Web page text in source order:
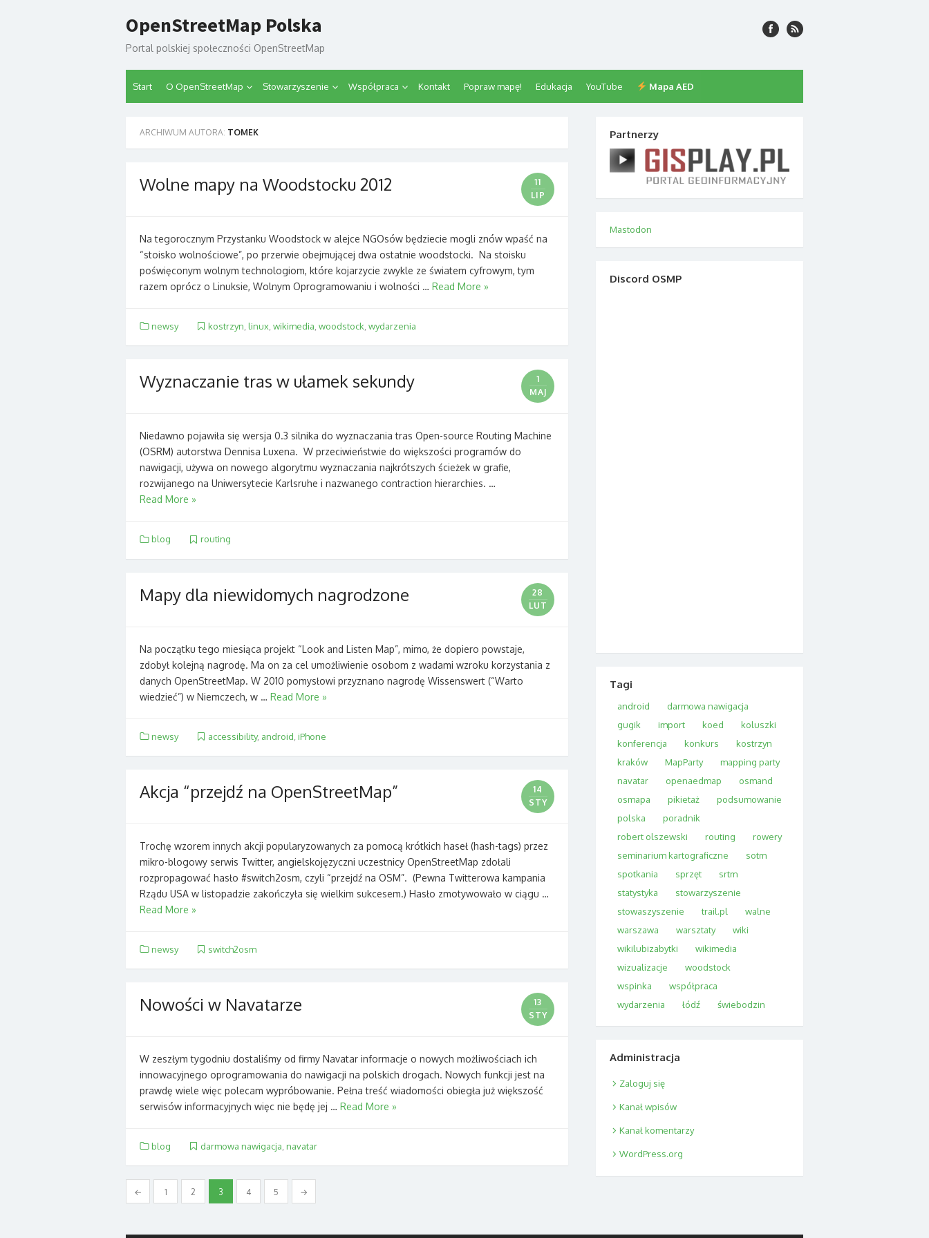
to
content
OpenStreetMap Polska
Portal polskiej społeczności OpenStreetMap
Start O OpenStreetMap Stowarzyszenie Współpraca Kontakt Popraw mapę! Edukacja YouTube Mapa AED
ARCHIWUM AUTORA: TOMEK
Wolne mapy na Woodstocku 2012
11
LIP
Na tegorocznym Przystanku Woodstock w alejce NGOsów będziecie mogli znów wpaść na
“stoisko wolnościowe”, po przerwie obejmującej dwa ostatnie woodstocki. Na stoisku
poświęconym wolnym technologiom, które kojarzycie zwykle ze światem cyfrowym, tym
razem oprócz o Linuksie, Wolnym Oprogramowaniu i wolności … Read More »
newsy kostrzyn linux, wikimedia woodstock wydarzenia
Wyznaczanie tras w ułamek sekundy
1
MAJ
Niedawno pojawiła się wersja 0.3 silnika do wyznaczania tras Open-source Routing Machine
(OSRM) autorstwa Dennisa Luxena. W przeciwieństwie do większości programów do
nawigacji, używa on nowego algorytmu wyznaczania najkrótszych ścieżek w grafie,
rozwijanego na Uniwersytecie Karlsruhe i nazwanego contraction hierarchies. …
Read More »
blog routing
Mapy dla niewidomych nagrodzone
28
LUT
Na początku tego miesiąca projekt “Look and Listen Map”, mimo, że dopiero powstaje,
zdobył kolejną nagrodę. Ma on za cel umożliwienie osobom z wadami wzroku korzystania z
danych OpenStreetMap. W 2010 pomysłowi przyznano nagrodę Wissenswert (“Warto
wiedzieć”) w Niemczech, w … Read More »
newsy accessibility, android iPhone
Akcja “przejdź na OpenStreetMap”
14
STY
Trochę wzorem innych akcji popularyzowanych za pomocą krótkich haseł (hash-tags) przez
mikro-blogowy serwis Twitter, angielskojęzyczni uczestnicy OpenStreetMap zdołali
rozpropagować hasło #switch2osm, czyli “przejdź na OSM”. (Pewna Twitterowa kampania
Rządu USA w listopadzie zakończyła się wielkim sukcesem.) Hasło zmotywowało w ciągu …
Read More »
newsy switch2osm
Nowości w Navatarze
13
STY
W zeszłym tygodniu dostaliśmy od firmy Navatar informacje o nowych możliwościach ich
innowacyjnego oprogramowania do nawigacji na polskich drogach. Nowych funkcji jest na
prawdę wiele więc polecam wypróbowanie. Pełna treść wiadomości obiegła już większość
serwisów informacyjnych więc nie będę jej … Read More »
blog darmowa nawigacja navatar
Nawigacja
po
wpisach
← 1 2 3 4 5 →
Partnerzy
Mastodon
Discord OSMP
Tagi
android
darmowa nawigacja
gugik
import koed
koluszki
konferencja
konkurs
kostrzyn
kraków
MapParty
mapping party
navatar
openaedmap
osmand
osmapa
pikietaż
podsumowanie
polska
poradnik
robert olszewski
routing
rowery
seminarium kartograficzne
sotm
spotkania
sprzęt
srtm
statystyka
stowarzyszenie
stowaszyszenie
trail.pl
walne
warszawa
warsztaty
wiki
wikilubizabytki
wikimedia
wizualizacje
woodstock
wspinka
współpraca
wydarzenia
łódź świebodzin
Administracja
Zaloguj się
Kanał wpisów
Kanał komentarzy
WordPress.org